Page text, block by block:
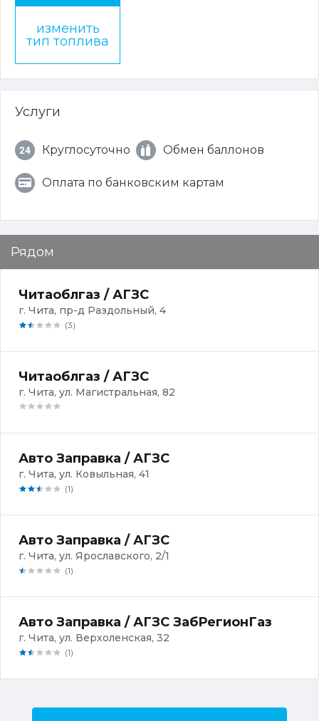
изменить
тип топлива
Услуги
Круглосуточно Обмен баллонов
Оплата по банковским картам
Рядом
Читаоблгаз / АГЗС
г. Чита, пр-д Раздольный, 4
(3)
Читаоблгаз / АГЗС
г. Чита, ул. Магистральная, 82
Авто Заправка / АГЗС
г. Чита, ул. Ковыльная, 41
(1)
Авто Заправка / АГЗС
г. Чита, ул. Ярославского, 2/1
(1)
Авто Заправка / АГЗС ЗабРегионГаз
г. Чита, ул. Верхоленская, 32
(1)